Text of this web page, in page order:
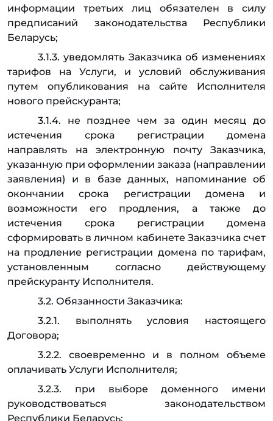
информации третьих лиц обязателен в силу
предписаний законодательства Республики
Беларусь;
3.1.3. уведомлять Заказчика об изменениях
тарифов на Услуги, и условий обслуживания
путем опубликования на сайте Исполнителя
нового прейскуранта;
3.1.4. не позднее чем за один месяц до
истечения срока регистрации домена
направлять на электронную почту Заказчика,
указанную при оформлении заказа (направлении
заявления) и в базе данных, напоминание об
окончании срока регистрации домена и
возможности его продления, а также до
истечения срока регистрации домена
сформировать в личном кабинете Заказчика счет
на продление регистрации домена по тарифам,
установленным согласно действующему
прейскуранту Исполнителя.
3.2. Обязанности Заказчика:
3.2.1. выполнять условия настоящего
Договора;
3.2.2. своевременно и в полном объеме
оплачивать Услуги Исполнителя;
3.2.3. при выборе доменного имени
руководствоваться законодательством
Республики Беларусь;